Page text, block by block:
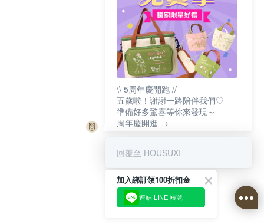
\\ 5周年慶開跑 //
五歲啦！謝謝一路陪伴我們♡
準備好多驚喜等你來發現～
周年慶開逛 →
回覆至 HOUSUXI
加入綁訂領100折扣金
連結 LINE 帳號